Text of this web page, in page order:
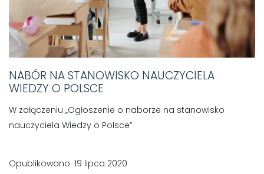
NABÓR NA STANOWISKO NAUCZYCIELA
WIEDZY O POLSCE
W załączeniu „Ogłoszenie o naborze na stanowisko
nauczyciela Wiedzy o Polsce”
Opublikowano: 19 lipca 2020